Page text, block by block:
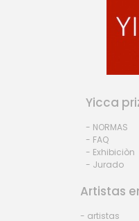
Yicca
- NORMAS
- FAQ
- Exhibiciòn
- Jurado
Artistas
- artistas